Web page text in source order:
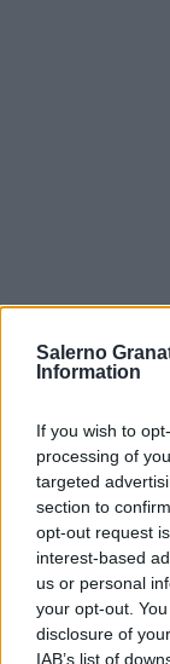
Salerno
Information
If you wish to
processing of
targeted
section to
opt-out request
interest-based
us or personal
your opt-out.
disclosure of
IAB’s list of